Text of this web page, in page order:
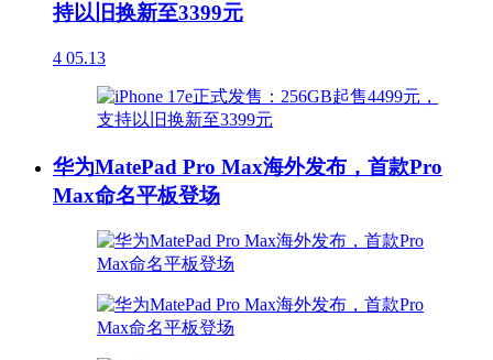
持以旧换新至3399元
4 05.13
华为MatePad Pro Max海外发布，首款Pro
Max命名平板登场